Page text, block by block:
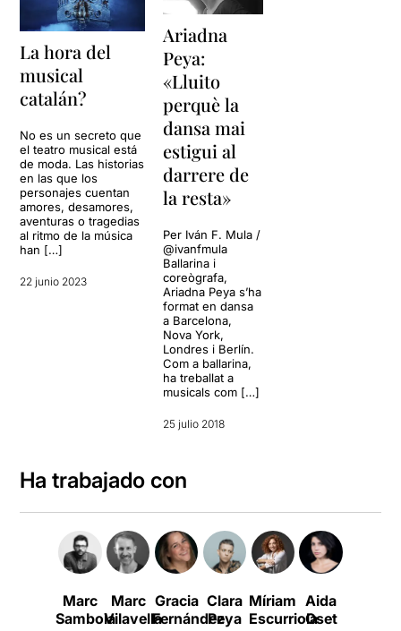
La hora del
musical
catalán?
No es un secreto que
el teatro musical está
de moda. Las historias
en las que los
personajes cuentan
amores, desamores,
aventuras o tragedias
al ritmo de la música
han […]
22 junio 2023
Ariadna
Peya:
«Lluito
perquè la
dansa mai
estigui al
darrere de
la resta»
Per Iván F. Mula /
@ivanfmula
Ballarina i
coreògrafa,
Ariadna Peya s’ha
format en dansa
a Barcelona,
Nova York,
Londres i Berlín.
Com a ballarina,
ha treballat a
musicals com […]
25 julio 2018
Ha trabajado con
Marc
Sambola
Marc
Vilavella
Gracia
Fernández
Clara
Peya
Míriam
Escurriola
Aida
Oset